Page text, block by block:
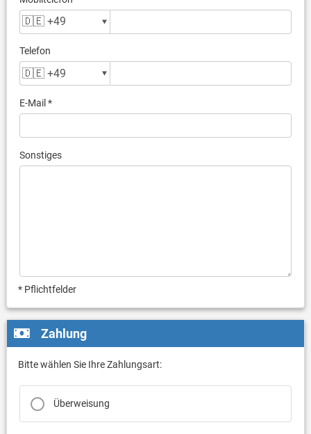
Telefon
E-Mail *
Sonstiges
* Pflichtfelder
Zahlung
Bitte wählen Sie Ihre Zahlungsart:
Überweisung